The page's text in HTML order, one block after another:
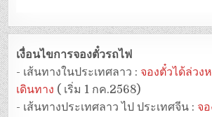
เงื่อนไขการจองตั๋วรถไฟ
- เส้นทางในประเทศลาว : จองตั๋วได้ล่วง
เดินทาง ( เริ่ม 1 กค.2568)
- เส้นทางประเทศลาว ไป ประเทศจีน : จ